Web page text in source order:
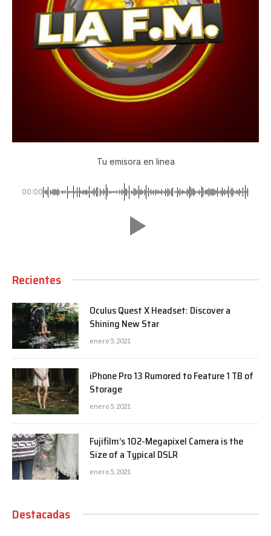
Tu emisora en linea
00:00
Recientes
Oculus Quest X Headset: Discover a
Shining New Star
enero 5, 2021
iPhone Pro 13 Rumored to Feature 1 TB of
Storage
enero 5, 2021
Fujifilm’s 102-Megapixel Camera is the
Size of a Typical DSLR
enero 5, 2021
Destacadas